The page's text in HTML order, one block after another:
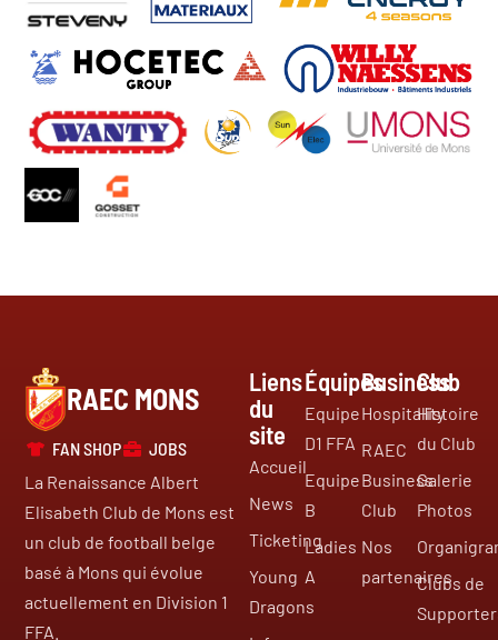
RAEC MONS
FAN SHOP
JOBS
La Renaissance Albert
Elisabeth Club de Mons est
un club de football belge
basé à Mons qui évolue
actuellement en Division 1
FFA.
Liens
du
site
Accueil
News
Ticketing
Young
Dragons
Équipes
Equipe
D1 FFA
Equipe
B
Ladies
A
Business
Hospitality
RAEC
Business
Club
Nos
partenaires
Club
Histoire
du Club
Galerie
Photos
Clubs de